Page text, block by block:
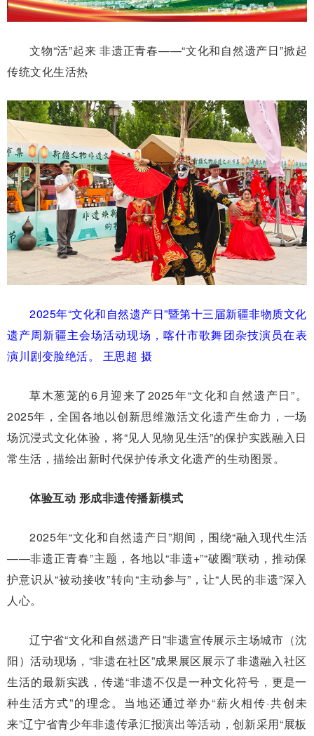
文物“活”起来 非遗正青春——​“文化和自然遗产日”掀起
传统文化生活热
2025年“文化和自然遗产日”暨第十三届新疆非物质文化
遗产周新疆主会场活动现场，喀什市歌舞团杂技演员在表
演川剧变脸绝活。 王思超 摄
草木葱茏的6月迎来了2025年“文化和自然遗产日”。
2025年，全国各地以创新思维激活文化遗产生命力，一场
场沉浸式文化体验，将“见人见物见生活”的保护实践融入日
常生活，描绘出新时代保护传承文化遗产的生动图景。
体验互动 形成非遗传播新模式
2025年“文化和自然遗产日”期间，围绕“融入现代生活
——非遗正青春”主题，各地以“非遗+”“破圈”联动，推动保
护意识从“被动接收”转向“主动参与”，让“人民的非遗”深入
人心。
辽宁省“文化和自然遗产日”非遗宣传展示主场城市（沈
阳）活动现场，“非遗在社区”成果展区展示了非遗融入社区
生活的最新实践，传递“非遗不仅是一种文化符号，更是一
种生活方式”的理念。当地还通过举办“薪火相传·共创未
来”辽宁省青少年非遗传承汇报演出等活动，创新采用“展板